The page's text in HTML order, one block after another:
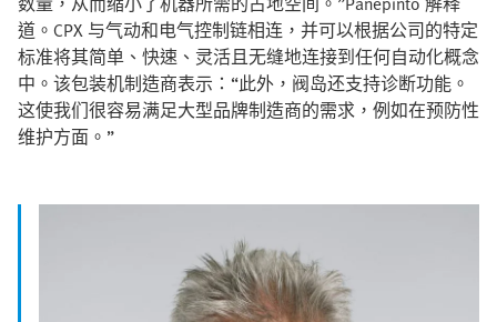
道。CPX 与气动和电气控制链相连，并可以根据公司的特定
标准将其简单、快速、灵活且无缝地连接到任何自动化概念
中。该包装机制造商表示：“此外，阀岛还支持诊断功能。
这使我们很容易满足大型品牌制造商的需求，例如在预防性
维护方面。”